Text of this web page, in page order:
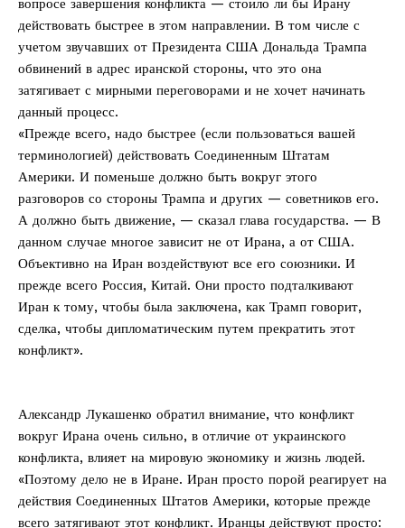
вопросе завершения конфликта — стоило ли бы Ирану
действовать быстрее в этом направлении. В том числе с
учетом звучавших от Президента США Дональда Трампа
обвинений в адрес иранской стороны, что это она
затягивает с мирными переговорами и не хочет начинать
данный процесс.
«Прежде всего, надо быстрее (если пользоваться вашей
терминологией) действовать Соединенным Штатам
Америки. И поменьше должно быть вокруг этого
разговоров со стороны Трампа и других — советников его.
А должно быть движение, — сказал глава государства. — В
данном случае многое зависит не от Ирана, а от США.
Объективно на Иран воздействуют все его союзники. И
прежде всего Россия, Китай. Они просто подталкивают
Иран к тому, чтобы была заключена, как Трамп говорит,
сделка, чтобы дипломатическим путем прекратить этот
конфликт».
Александр Лукашенко обратил внимание, что конфликт
вокруг Ирана очень сильно, в отличие от украинского
конфликта, влияет на мировую экономику и жизнь людей.
«Поэтому дело не в Иране. Иран просто порой реагирует на
действия Соединенных Штатов Америки, которые прежде
всего затягивают этот конфликт. Иранцы действуют просто: